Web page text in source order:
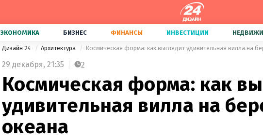
ЭКОНОМИКА БИЗНЕС ФИНАНСЫ ИНВЕСТИЦИИ
Дизайн 24 Архитектура Космическая форма: как выглядит удивительная вилла на
29 декабря, 21:35 2
Космическая форма: как
удивительная вилла на
океана